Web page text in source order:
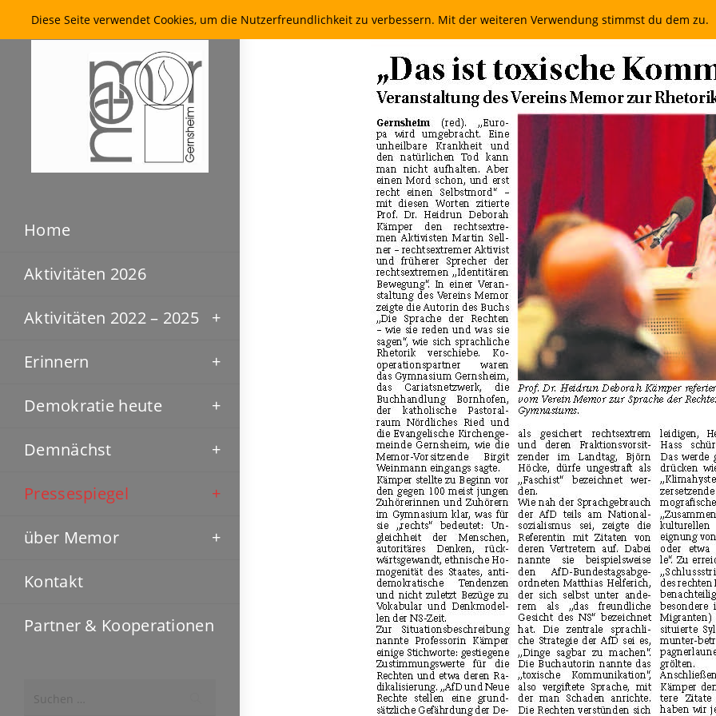
Home
Aktivitäten 2026
Aktivitäten 2022 – 2025
Erinnern
Demokratie heute
Demnächst
Pressespiegel
über Memor
Kontakt
Partner & Kooperationen
Suchen …
Diese Seite verwendet Cookies, um die Nutzerfreundlichkeit zu verbessern. Mit der weiteren Verwendung stimmst du dem zu.